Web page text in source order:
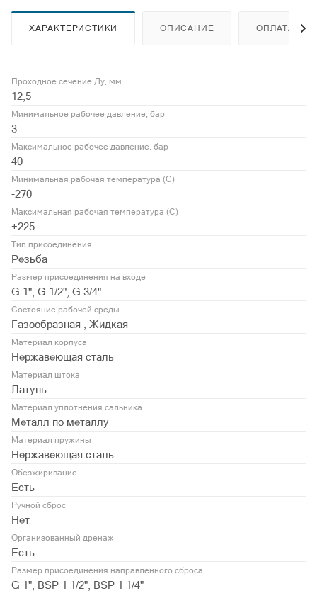
ХАРАКТЕРИСТИКИ ОПИСАНИЕ ОПЛАТА
Проходное сечение Ду, мм
12,5
Минимальное рабочее давление, бар
3
Максимальное рабочее давление, бар
40
Минимальная рабочая температура (С)
-270
Максимальная рабочая температура (С)
+225
Тип присоединения
Резьба
Размер присоединения на входе
G 1", G 1/2", G 3/4"
Состояние рабочей среды
Газообразная , Жидкая
Материал корпуса
Нержавеющая сталь
Материал штока
Латунь
Материал уплотнения сальника
Металл по металлу
Материал пружины
Нержавеющая сталь
Обезжиривание
Есть
Ручной сброс
Нет
Организованный дренаж
Есть
Размер присоединения направленного сброса
G 1", BSP 1 1/2", BSP 1 1/4"